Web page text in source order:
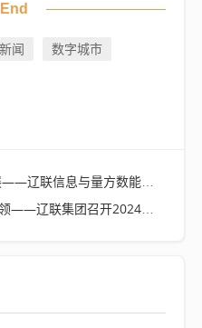
闻
数字城市
息与量方数能签署战略合作协议
联集团召开2024财年启动大会